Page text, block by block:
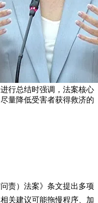
行总结时强调，法案核心
量降低受害者获得救济的
责）法案》条文提出多项
关建议可能拖慢程序、加